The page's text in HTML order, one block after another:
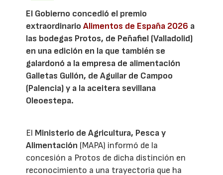
El Gobierno concedió el premio
extraordinarioAlimentos de España 2026 a
las bodegas Protos, de Peñafiel (Valladolid)
en una edición en la que también se
galardonó a la empresa de alimentación
Galletas Gullón, de Aguilar de Campoo
(Palencia) y a la aceitera sevillana
Oleoestepa.
El Ministerio de Agricultura, Pesca y
Alimentación (MAPA) informó de la
concesión a Protos de dicha distinción en
reconocimiento a una trayectoria que ha